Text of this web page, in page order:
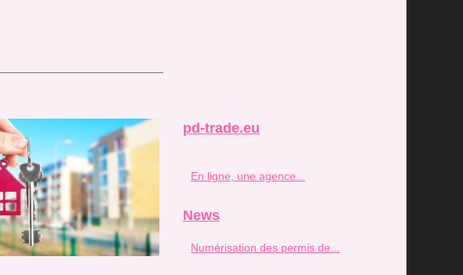
pd-trade.eu
En ligne, une agence...
News
Numérisation des permis de...